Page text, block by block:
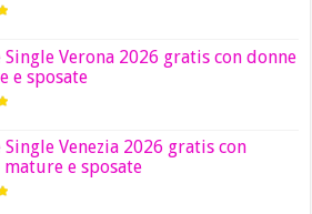
Single Verona 2026 gratis con donne
e sposate
Single Venezia 2026 gratis con
mature e sposate